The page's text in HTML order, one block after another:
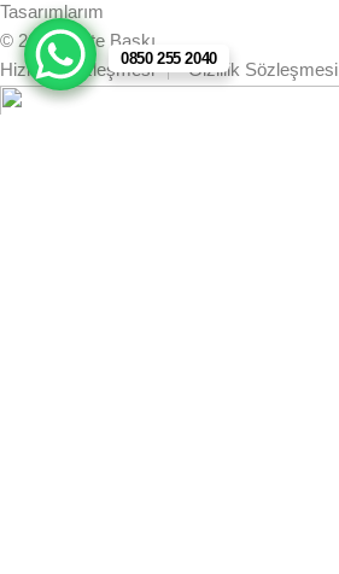
Tasarımlarım
© 2025 Kalite Baskı
Hizmet Sözleşmesi
Gizlilik Sözleşmesi
0850 255 2040